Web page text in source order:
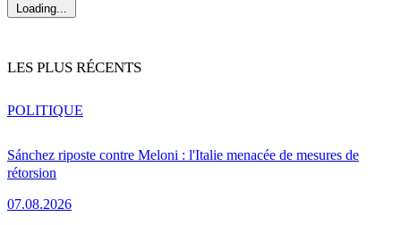
Loading...
LES PLUS RÉCENTS
Sánchez riposte contre Meloni : l'Italie menacée de mesures de
rétorsion
07.08.2026
POLITIQUE